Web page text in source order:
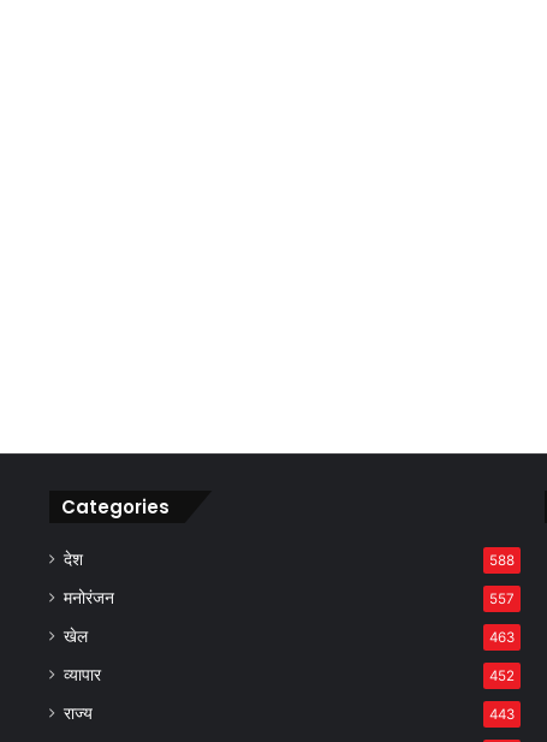
Categories
देश 588
मनोरंजन 557
खेल 463
व्यापार 452
राज्य 443